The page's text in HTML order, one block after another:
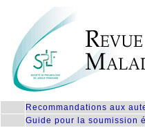
Recommandations aux
Guide pour la soumission